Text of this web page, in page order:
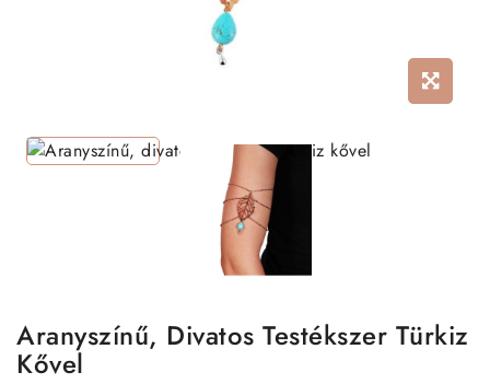
Aranyszínű, Divatos Testékszer Türkiz
Kővel